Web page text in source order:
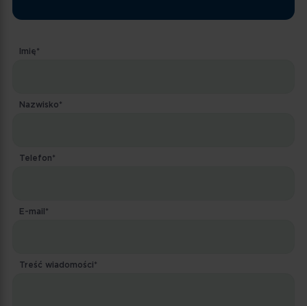
Imię*
Nazwisko*
Telefon*
E-mail*
Treść wiadomości*